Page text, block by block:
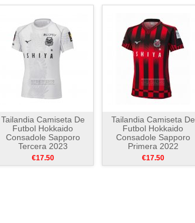
Tailandia Camiseta De
Futbol Hokkaido
Consadole Sapporo
Tercera 2023
€17.50
Tailandia Camiseta De
Futbol Hokkaido
Consadole Sapporo
Primera 2022
€17.50